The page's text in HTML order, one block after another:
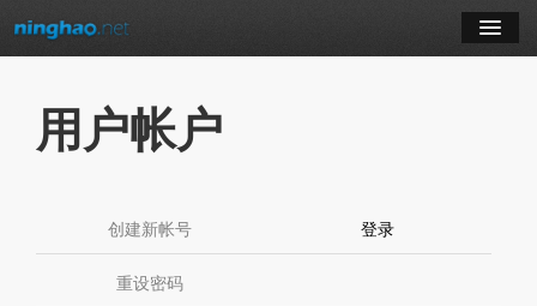
博客
用户帐户
创建新帐号 登录
重设密码